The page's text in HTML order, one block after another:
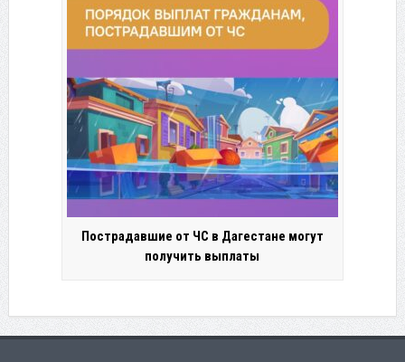
Пострадавшие от ЧС в Дагестане могут
получить выплаты